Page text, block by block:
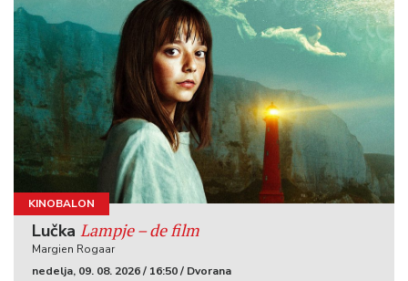
KINOBALON
Lučka Lampje – de film
Margien Rogaar
nedelja, 09. 08. 2026 / 16:50 / Dvorana